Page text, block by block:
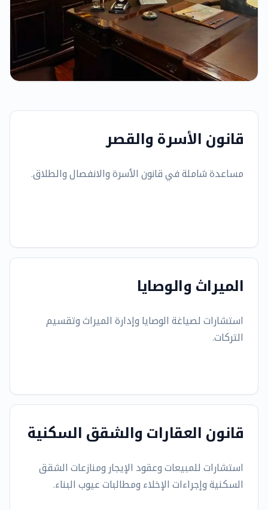
قانون الأسرة والقصر
مساعدة شاملة في قانون الأسرة والانفصال والطلاق.
الميراث والوصايا
استشارات لصياغة الوصايا وإدارة الميراث وتقسيم
التركات.
قانون العقارات والشقق السكنية
استشارات للمبيعات وعقود الإيجار ومنازعات الشقق
السكنية وإجراءات الإخلاء ومطالبات عيوب البناء.